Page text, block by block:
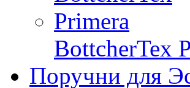
BottcherTex
Поручни для